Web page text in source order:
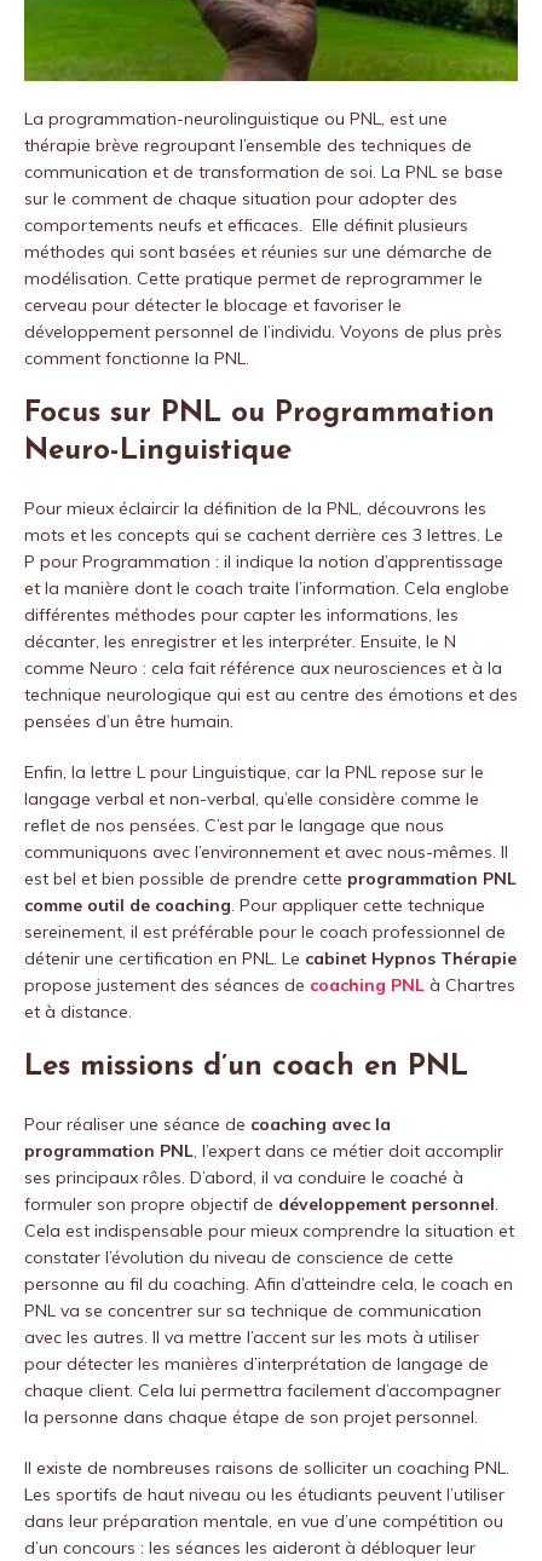
La programmation-neurolinguistique ou PNL, est une
thérapie brève regroupant l’ensemble des techniques de
communication et de transformation de soi. La PNL se base
sur le comment de chaque situation pour adopter des
comportements neufs et efficaces. Elle définit plusieurs
méthodes qui sont basées et réunies sur une démarche de
modélisation. Cette pratique permet de reprogrammer le
cerveau pour détecter le blocage et favoriser le
développement personnel de l’individu. Voyons de plus près
comment fonctionne la PNL.
Focus sur PNL ou Programmation
Neuro-Linguistique
Pour mieux éclaircir la définition de la PNL, découvrons les
mots et les concepts qui se cachent derrière ces 3 lettres. Le
P pour Programmation : il indique la notion d’apprentissage
et la manière dont le coach traite l’information. Cela englobe
différentes méthodes pour capter les informations, les
décanter, les enregistrer et les interpréter. Ensuite, le N
comme Neuro : cela fait référence aux neurosciences et à la
technique neurologique qui est au centre des émotions et des
pensées d’un être humain.
Enfin, la lettre L pour Linguistique, car la PNL repose sur le
langage verbal et non-verbal, qu’elle considère comme le
reflet de nos pensées. C’est par le langage que nous
communiquons avec l’environnement et avec nous-mêmes. Il
est bel et bien possible de prendre cette programmation PNL
comme outil de coaching. Pour appliquer cette technique
sereinement, il est préférable pour le coach professionnel de
détenir une certification en PNL. Le cabinet Hypnos Thérapie
propose justement des séances de coaching PNL à Chartres
et à distance.
Les missions d’un coach en PNL
Pour réaliser une séance de coaching avec la
programmation PNL, l’expert dans ce métier doit accomplir
ses principaux rôles. D’abord, il va conduire le coaché à
formuler son propre objectif de développement personnel.
Cela est indispensable pour mieux comprendre la situation et
constater l’évolution du niveau de conscience de cette
personne au fil du coaching. Afin d’atteindre cela, le coach en
PNL va se concentrer sur sa technique de communication
avec les autres. Il va mettre l’accent sur les mots à utiliser
pour détecter les manières d’interprétation de langage de
chaque client. Cela lui permettra facilement d’accompagner
la personne dans chaque étape de son projet personnel.
Il existe de nombreuses raisons de solliciter un coaching PNL.
Les sportifs de haut niveau ou les étudiants peuvent l’utiliser
dans leur préparation mentale, en vue d’une compétition ou
d’un concours : les séances les aideront à débloquer leur